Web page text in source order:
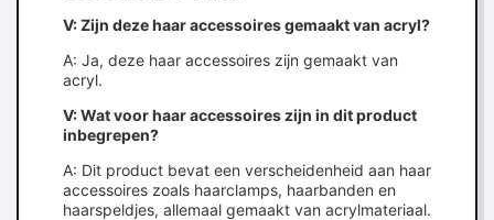
V: Zijn deze haar accessoires gemaakt van acryl?
A: Ja, deze haar accessoires zijn gemaakt van
acryl.
V: Wat voor haar accessoires zijn in dit product
inbegrepen?
A: Dit product bevat een verscheidenheid aan haar
accessoires zoals haarclamps, haarbanden en
haarspeldjes, allemaal gemaakt van acrylmateriaal.